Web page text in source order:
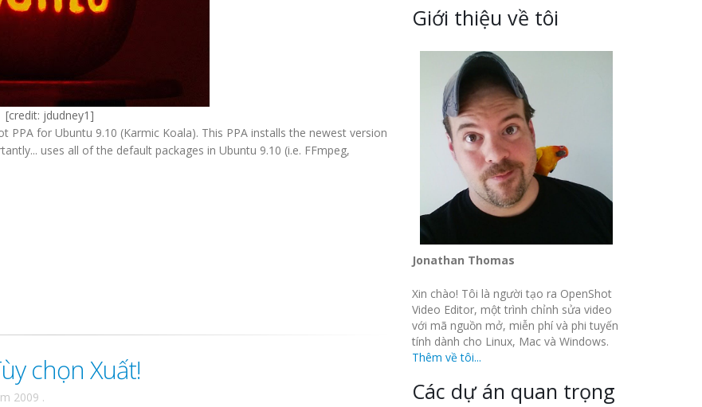
[credit: jdudney1]
PPA for Ubuntu 9.10 (Karmic Koala). This PPA installs the newest version
uses all of the default packages in Ubuntu 9.10 (i.e. FFmpeg,
chọn Xuất!
2009 .
Giới thiệu về tôi
Jonathan Thomas
Xin chào! Tôi là người tạo ra OpenShot
Video Editor, một trình chỉnh sửa video
với mã nguồn mở, miễn phí và phi tuyến
tính dành cho Linux, Mac và Windows.
Thêm về tôi...
Các dự án quan trọng